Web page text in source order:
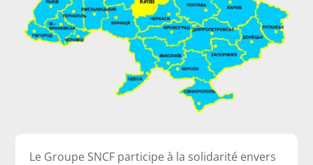
Le Groupe SNCF participe à la solidarité envers